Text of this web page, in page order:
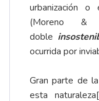
urbanización o
(Moreno
doble
ocurrida por
Gran parte de
esta naturaleza